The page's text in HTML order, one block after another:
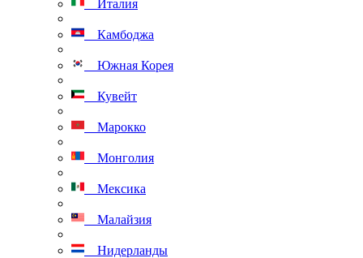
Италия
Камбоджа
Южная Корея
Кувейт
Марокко
Монголия
Мексика
Малайзия
Нидерланды